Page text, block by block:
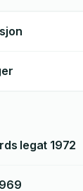
legat 1972